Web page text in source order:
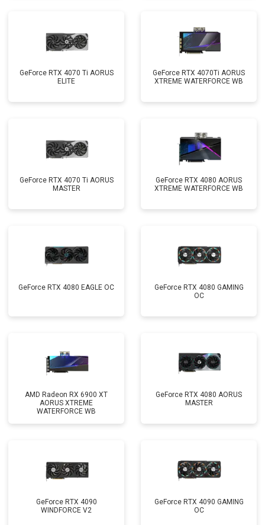
GeForce RTX 4070 Ti AORUS
ELITE
GeForce RTX 4070Ti AORUS
XTREME WATERFORCE WB
GeForce RTX 4070 Ti AORUS
MASTER
GeForce RTX 4080 AORUS
XTREME WATERFORCE WB
GeForce RTX 4080 EAGLE OC
GeForce RTX 4080 GAMING
OC
AMD Radeon RX 6900 XT
AORUS XTREME
WATERFORCE WB
GeForce RTX 4080 AORUS
MASTER
GeForce RTX 4090
WINDFORCE V2
GeForce RTX 4090 GAMING
OC